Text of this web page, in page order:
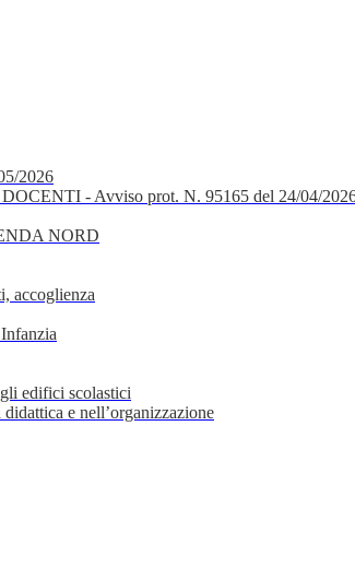
2026
- Avviso prot. N. 95165 del 24/04/
NORD
accoglienza
edifici scolastici
e nell’organizzazione